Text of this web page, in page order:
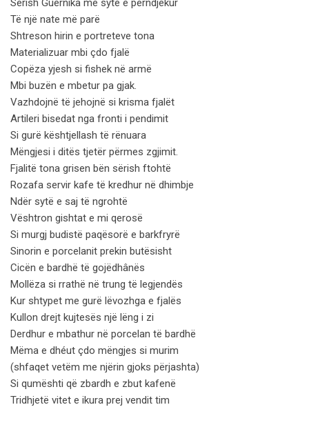
Sërish Guernika me sytë e përndjekur
Të një nate më parë
Shtreson hirin e portreteve tona
Materializuar mbi çdo fjalë
Copëza yjesh si fishek në armë
Mbi buzën e mbetur pa gjak.
Vazhdojnë të jehojnë si krisma fjalët
Artileri bisedat nga fronti i pendimit
Si gurë kështjellash të rënuara
Mëngjesi i ditës tjetër përmes zgjimit.
Fjalitë tona grisen bën sërish ftohtë
Rozafa servir kafe të kredhur në dhimbje
Ndër sytë e saj të ngrohtë
Vështron gishtat e mi qerosë
Si murgj budistë paqësorë e barkfryrë
Sinorin e porcelanit prekin butësisht
Cicën e bardhë të gojëdhânës
Mollëza si rrathë në trung të legjendës
Kur shtypet me gurë lëvozhga e fjalës
Kullon drejt kujtesës një lëng i zi
Derdhur e mbathur në porcelan të bardhë
Mëma e dhéut çdo mëngjes si murim
(shfaqet vetëm me njërin gjoks përjashta)
Si qumështi që zbardh e zbut kafenë
Tridhjetë vitet e ikura prej vendit tim